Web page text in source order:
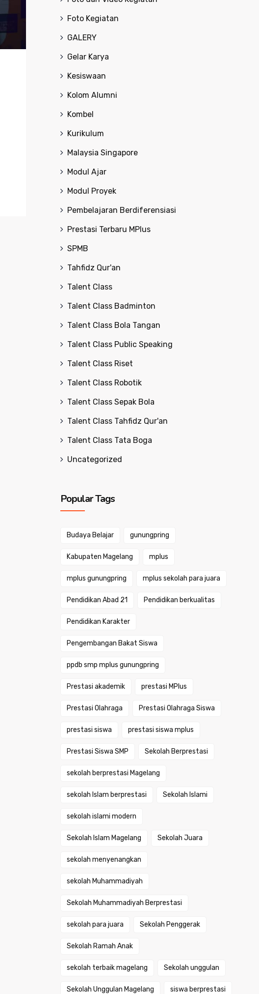
Foto Kegiatan
GALERY
Gelar Karya
Kesiswaan
Kolom Alumni
Kombel
Kurikulum
Malaysia Singapore
Modul Ajar
Modul Proyek
Pembelajaran Berdiferensiasi
Prestasi Terbaru MPlus
SPMB
Tahfidz Qur'an
Talent Class
Talent Class Badminton
Talent Class Bola Tangan
Talent Class Public Speaking
Talent Class Riset
Talent Class Robotik
Talent Class Sepak Bola
Talent Class Tahfidz Qur'an
Talent Class Tata Boga
Uncategorized
Popular Tags
Budaya Belajar gunungpring
Kabupaten Magelang mplus
mplus gunungpring mplus sekolah para juara
Pendidikan Abad 21 Pendidikan berkualitas
Pendidikan Karakter
Pengembangan Bakat Siswa
ppdb smp mplus gunungpring
Prestasi akademik prestasi MPlus
Prestasi Olahraga Prestasi Olahraga Siswa
prestasi siswa prestasi siswa mplus
Prestasi Siswa SMP Sekolah Berprestasi
sekolah berprestasi Magelang
sekolah Islam berprestasi Sekolah Islami
sekolah islami modern
Sekolah Islam Magelang Sekolah Juara
sekolah menyenangkan
sekolah Muhammadiyah
Sekolah Muhammadiyah Berprestasi
sekolah para juara Sekolah Penggerak
Sekolah Ramah Anak
sekolah terbaik magelang Sekolah unggulan
Sekolah Unggulan Magelang siswa berprestasi